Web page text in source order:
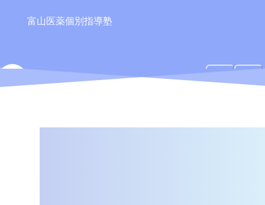
富山医薬個別指導塾
TIPS